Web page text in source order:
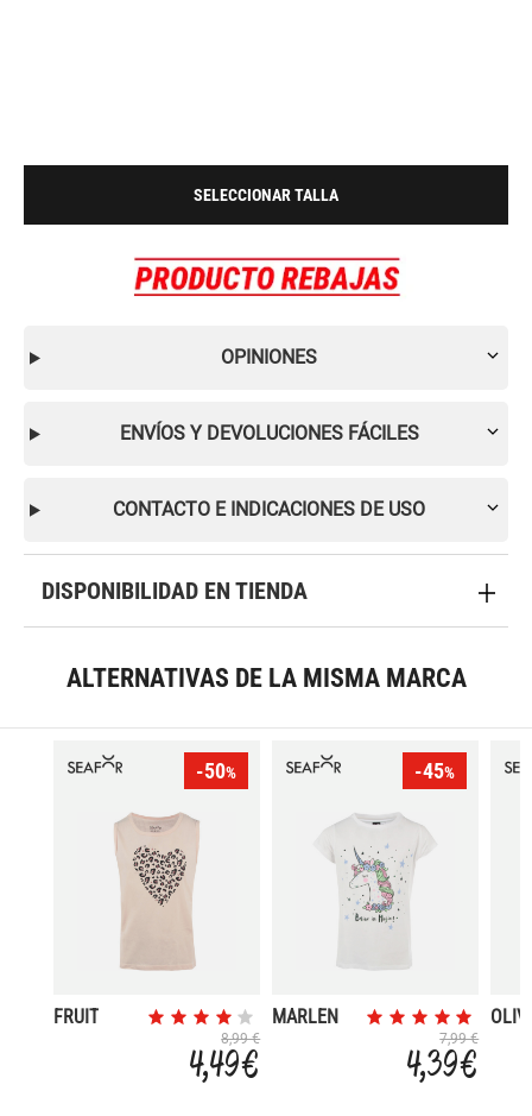
SELECCIONAR TALLA
OPINIONES
ENVÍOS Y DEVOLUCIONES FÁCILES
CONTACTO E INDICACIONES DE USO
DISPONIBILIDAD EN TIENDA
ALTERNATIVAS DE LA MISMA MARCA
-50%
FRUIT
8,99 €
4,49 €
-45%
MARLEN
7,99 €
4,39 €